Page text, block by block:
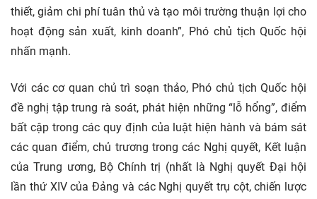
thiết, giảm chi phí tuân thủ và tạo môi trường thuận lợi cho
hoạt động sản xuất, kinh doanh”, Phó chủ tịch Quốc hội
nhấn mạnh.
Với các cơ quan chủ trì soạn thảo, Phó chủ tịch Quốc hội
đề nghị tập trung rà soát, phát hiện những “lỗ hổng”, điểm
bất cập trong các quy định của luật hiện hành và bám sát
các quan điểm, chủ trương trong các Nghị quyết, Kết luận
của Trung ương, Bộ Chính trị (nhất là Nghị quyết Đại hội
lần thứ XIV của Đảng và các Nghị quyết trụ cột, chiến lược